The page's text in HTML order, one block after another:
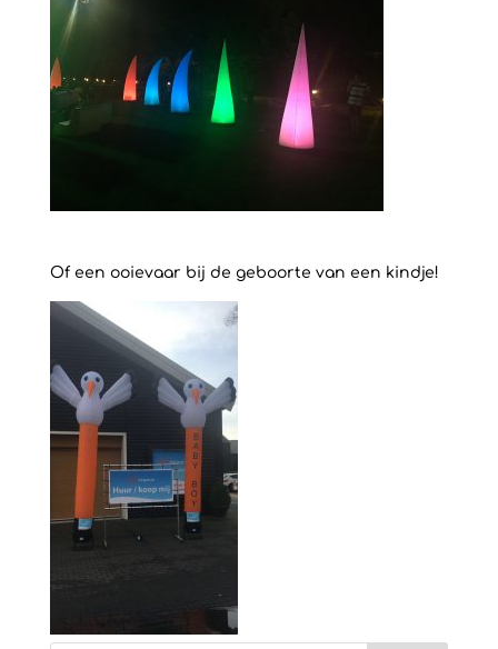
Of een ooievaar bij de geboorte van een kindje!